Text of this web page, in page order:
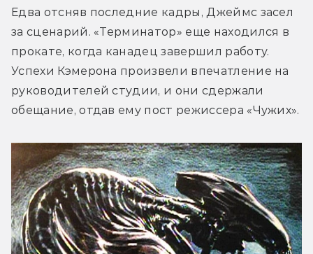
Едва отсняв последние кадры, Джеймс засел
за сценарий. «Терминатор» еще находился в
прокате, когда канадец завершил работу.
Успехи Кэмерона произвели впечатление на
руководителей студии, и они сдержали
обещание, отдав ему пост режиссера «Чужих».